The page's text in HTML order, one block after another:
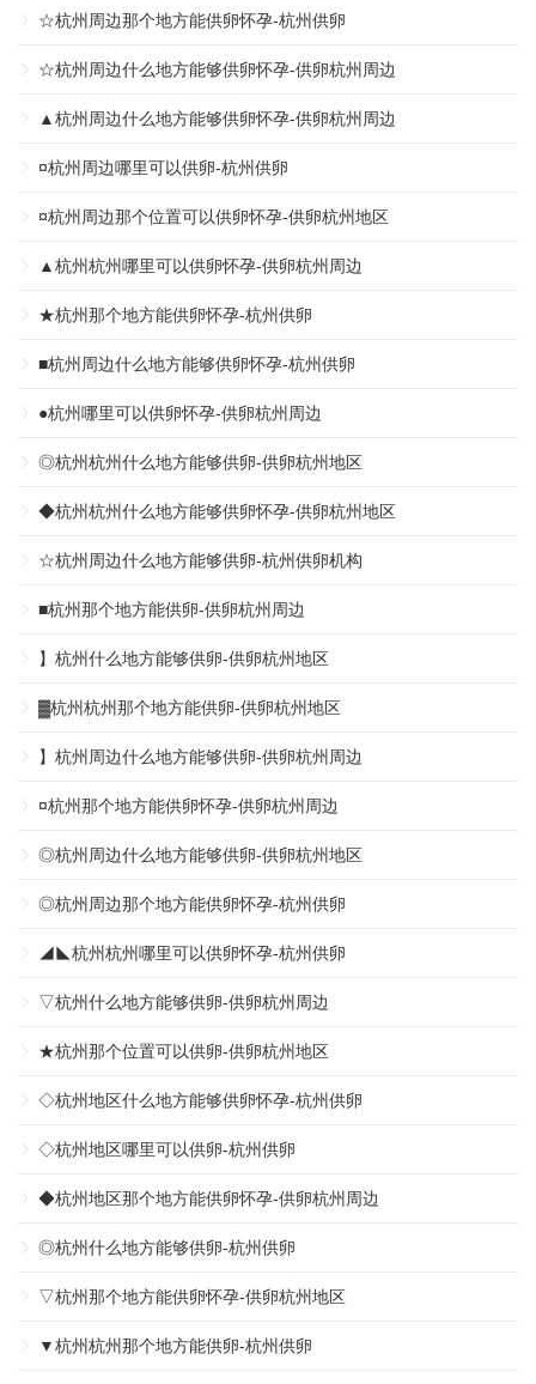
☆杭州周边那个地方能供卵怀孕-杭州供卵
☆杭州周边什么地方能够供卵怀孕-供卵杭州周边
▲杭州周边什么地方能够供卵怀孕-供卵杭州周边
¤杭州周边哪里可以供卵-杭州供卵
¤杭州周边那个位置可以供卵怀孕-供卵杭州地区
▲杭州杭州哪里可以供卵怀孕-供卵杭州周边
★杭州那个地方能供卵怀孕-杭州供卵
■杭州周边什么地方能够供卵怀孕-杭州供卵
●杭州哪里可以供卵怀孕-供卵杭州周边
◎杭州杭州什么地方能够供卵-供卵杭州地区
◆杭州杭州什么地方能够供卵怀孕-供卵杭州地区
☆杭州周边什么地方能够供卵-杭州供卵机构
■杭州那个地方能供卵-供卵杭州周边
】杭州什么地方能够供卵-供卵杭州地区
▓杭州杭州那个地方能供卵-供卵杭州地区
】杭州周边什么地方能够供卵-供卵杭州周边
¤杭州那个地方能供卵怀孕-供卵杭州周边
◎杭州周边什么地方能够供卵-供卵杭州地区
◎杭州周边那个地方能供卵怀孕-杭州供卵
◢◣杭州杭州哪里可以供卵怀孕-杭州供卵
▽杭州什么地方能够供卵-供卵杭州周边
★杭州那个位置可以供卵-供卵杭州地区
◇杭州地区什么地方能够供卵怀孕-杭州供卵
◇杭州地区哪里可以供卵-杭州供卵
◆杭州地区那个地方能供卵怀孕-供卵杭州周边
◎杭州什么地方能够供卵-杭州供卵
▽杭州那个地方能供卵怀孕-供卵杭州地区
▼杭州杭州那个地方能供卵-杭州供卵